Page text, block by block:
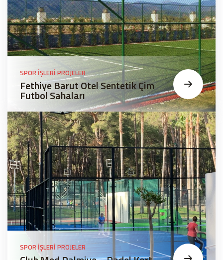
SPOR İŞLERI PROJELER
Fethiye Barut Otel Sentetik Çim
Futbol Sahaları
SPOR İŞLERI PROJELER